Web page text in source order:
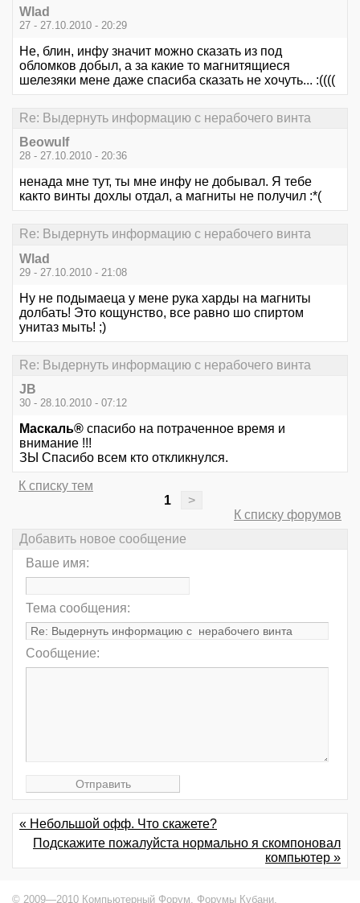
Wlad
27 - 27.10.2010 - 20:29
Не, блин, инфу значит можно сказать из под
обломков добыл, а за какие то магнитящиеся
шелезяки мене даже спасиба сказать не хочуть... :((((
Re: Выдернуть информацию с нерабочего винта
Beowulf
28 - 27.10.2010 - 20:36
ненада мне тут, ты мне инфу не добывал. Я тебе
както винты дохлы отдал, а магниты не получил :*(
Re: Выдернуть информацию с нерабочего винта
Wlad
29 - 27.10.2010 - 21:08
Ну не подымаеца у мене рука харды на магниты
долбать! Это кощунство, все равно шо спиртом
унитаз мыть! ;)
Re: Выдернуть информацию с нерабочего винта
JB
30 - 28.10.2010 - 07:12
Маскаль® спасибо на потраченное время и
внимание !!!
ЗЫ Спасибо всем кто откликнулся.
К списку тем
1
>
К списку форумов
Добавить новое сообщение
Ваше имя:
Тема сообщения:
Сообщение:
« Небольшой офф. Что скажете?
Подскажите пожалуйста нормально я скомпоновал
компьютер »
© 2009—2010 Компьютерный Форум, Форумы Кубани.